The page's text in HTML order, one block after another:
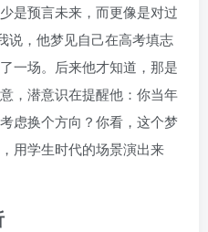
是预言未来，而更像是对过
说，他梦见自己在高考填志
一场。后来他才知道，那是
，潜意识在提醒他：你当年
虑换个方向？你看，这个梦
用学生时代的场景演出来